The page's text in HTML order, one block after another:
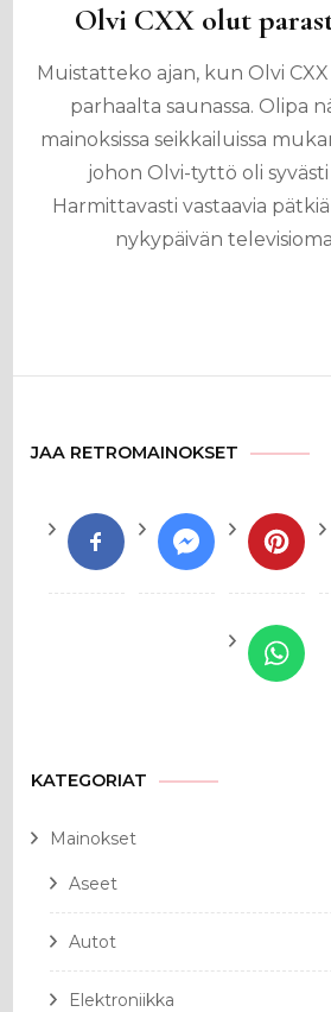
Olvi CXX olut
Muistatteko ajan, kun Olvi
parhaalta saunassa. Olipa
mainoksissa seikkailuissa
johon Olvi-tyttö oli
Harmittavasti vastaavia
nykypäivän
JAA RETROMAINOKSET
KATEGORIAT
Mainokset
Aseet
Autot
Elektroniikka